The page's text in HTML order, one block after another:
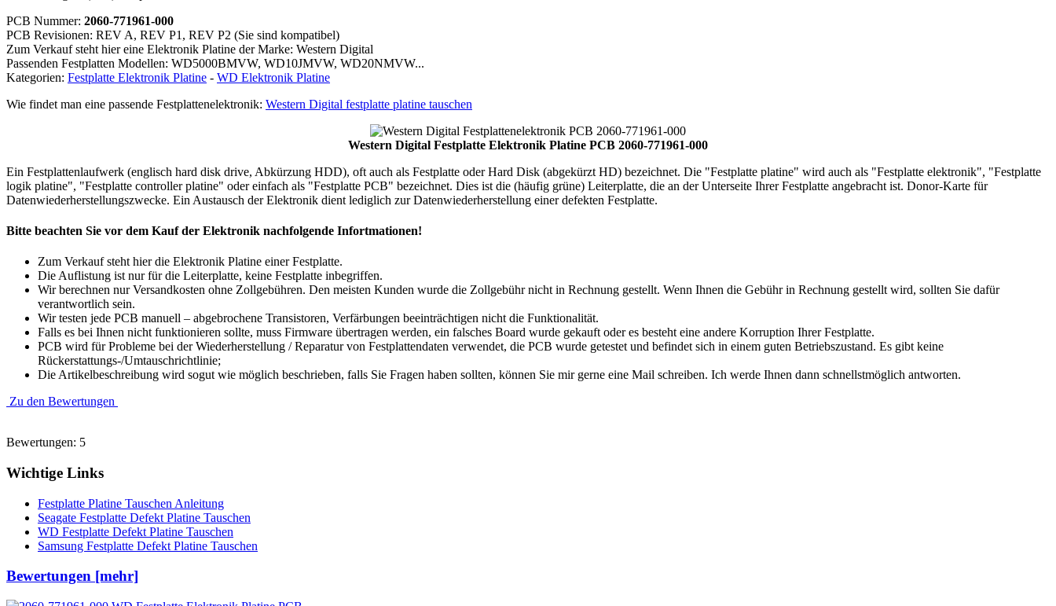
PCB Nummer: 2060-771961-000
PCB Revisionen: REV A, REV P1, REV P2 (Sie sind kompatibel)
Zum Verkauf steht hier eine Elektronik Platine der Marke: Western Digital
Passenden Festplatten Modellen: WD5000BMVW, WD10JMVW, WD20NMVW...
Kategorien: Festplatte Elektronik Platine - WD Elektronik Platine
Wie findet man eine passende Festplattenelektronik: Western Digital festplatte platine tauschen
Western Digital Festplatte Elektronik Platine PCB 2060-771961-000
Ein Festplattenlaufwerk (englisch hard disk drive, Abkürzung HDD), oft auch als Festplatte oder Hard Disk (abgekürzt HD) bezeichnet. Die "Festplatte platine" wird auch als "Festplatte elektronik", "Festplatte
logik platine", "Festplatte controller platine" oder einfach als "Festplatte PCB" bezeichnet. Dies ist die (häufig grüne) Leiterplatte, die an der Unterseite Ihrer Festplatte angebracht ist. Donor-Karte für
Datenwiederherstellungszwecke. Ein Austausch der Elektronik dient lediglich zur Datenwiederherstellung einer defekten Festplatte.
Bitte beachten Sie vor dem Kauf der Elektronik nachfolgende Infortmationen!
Zum Verkauf steht hier die Elektronik Platine einer Festplatte.
Die Auflistung ist nur für die Leiterplatte, keine Festplatte inbegriffen.
Wir berechnen nur Versandkosten ohne Zollgebühren. Den meisten Kunden wurde die Zollgebühr nicht in Rechnung gestellt. Wenn Ihnen die Gebühr in Rechnung gestellt wird, sollten Sie dafür
verantwortlich sein.
Wir testen jede PCB manuell – abgebrochene Transistoren, Verfärbungen beeinträchtigen nicht die Funktionalität.
Falls es bei Ihnen nicht funktionieren sollte, muss Firmware übertragen werden, ein falsches Board wurde gekauft oder es besteht eine andere Korruption Ihrer Festplatte.
PCB wird für Probleme bei der Wiederherstellung / Reparatur von Festplattendaten verwendet, die PCB wurde getestet und befindet sich in einem guten Betriebszustand. Es gibt keine
Rückerstattungs-/Umtauschrichtlinie;
Die Artikelbeschreibung wird sogut wie möglich beschrieben, falls Sie Fragen haben sollten, können Sie mir gerne eine Mail schreiben. Ich werde Ihnen dann schnellstmöglich antworten.
Zu den Bewertungen
Bewertungen: 5
Wichtige Links
Festplatte Platine Tauschen Anleitung
Seagate Festplatte Defekt Platine Tauschen
WD Festplatte Defekt Platine Tauschen
Samsung Festplatte Defekt Platine Tauschen
Bewertungen [mehr]